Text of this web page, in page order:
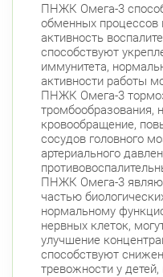
ПНЖК Омега-3
обменных
активность
способствуют
иммунитета,
активности работы
ПНЖК Омега-3
тромбообразования,
кровообращение,
сосудов головного
артериального
ПНЖК Омега-3
частью
нормальному
нервных клеток,
улучшение
способствуют
тревожности у